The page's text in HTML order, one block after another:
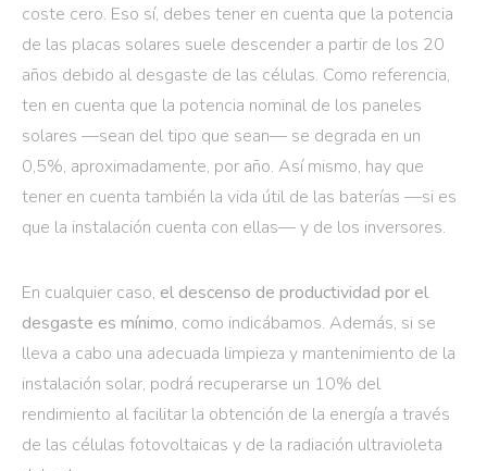
coste cero. Eso sí, debes tener en cuenta que la potencia
de las placas solares suele descender a partir de los 20
años debido al desgaste de las células. Como referencia,
ten en cuenta que la potencia nominal de los paneles
solares —sean del tipo que sean— se degrada en un
0,5%, aproximadamente, por año. Así mismo, hay que
tener en cuenta también la vida útil de las baterías —si es
que la instalación cuenta con ellas— y de los inversores.
En cualquier caso, el descenso de productividad por el
desgaste es mínimo, como indicábamos. Además, si se
lleva a cabo una adecuada limpieza y mantenimiento de la
instalación solar, podrá recuperarse un 10% del
rendimiento al facilitar la obtención de la energía a través
de las células fotovoltaicas y de la radiación ultravioleta